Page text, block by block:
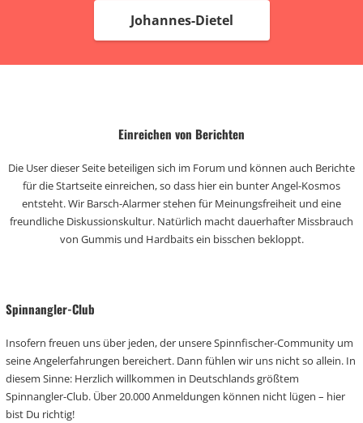
Johannes-Dietel
Einreichen von Berichten
Die User dieser Seite beteiligen sich im Forum und können auch Berichte
für die Startseite einreichen, so dass hier ein bunter Angel-Kosmos
entsteht. Wir Barsch-Alarmer stehen für Meinungsfreiheit und eine
freundliche Diskussionskultur. Natürlich macht dauerhafter Missbrauch
von Gummis und Hardbaits ein bisschen bekloppt.
Spinnangler-Club
Insofern freuen uns über jeden, der unsere Spinnfischer-Community um
seine Angelerfahrungen bereichert. Dann fühlen wir uns nicht so allein. In
diesem Sinne: Herzlich willkommen in Deutschlands größtem
Spinnangler-Club. Über 20.000 Anmeldungen können nicht lügen – hier
bist Du richtig!